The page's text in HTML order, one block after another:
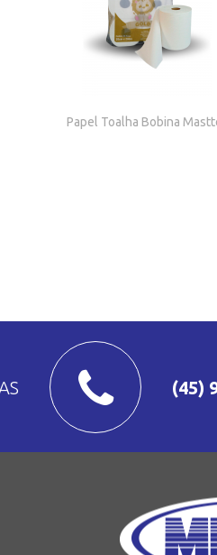
Papel Toalha Bobina
(45)